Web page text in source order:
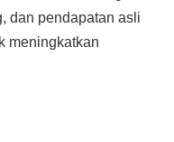
dan pendapatan asli
meningkatkan